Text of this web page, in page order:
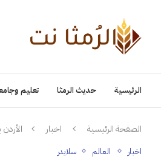
الرئيسية حديث الرمثا تعليم
الصفحة الرئيسية اخبار
اخبار العالم سلايدر